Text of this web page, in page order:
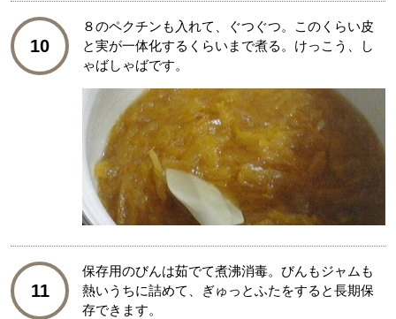
10
８のペクチンも入れて、ぐつぐつ。このくらい皮
と実が一体化するくらいまで煮る。けっこう、し
ゃばしゃばです。
11
保存用のびんは茹でて煮沸消毒。びんもジャムも
熱いうちに詰めて、ぎゅっとふたをすると長期保
存できます。